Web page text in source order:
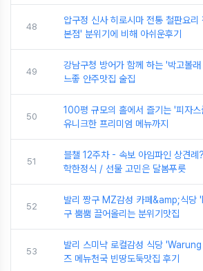
48
압구정 신사 히로시마 전통 철판요리
본점' 분위기에 비해 아쉬운후기
49
강남구청 방어가 함께 하는 '박고볼
느좋 안주맛집 술집
50
100평 규모의 홀에서 즐기는 '피자
유니크한 프리미엄 메뉴까지
51
블챌 12주차 - 속보 아임파인 상견례
학한정식 / 선물 고민은 달봄푸릇
52
발리 짱구 MZ감성 카페&amp;식
구 뿜뿜 끌어올리는 분위기맛집
53
발리 스미냑 로컬감성 식당
즈 메뉴천국 빈땅도둑맛집 후기